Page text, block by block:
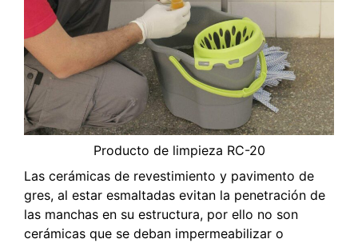
Producto de limpieza RC-20
Las cerámicas de revestimiento y pavimento de
gres, al estar esmaltadas evitan la penetración de
las manchas en su estructura, por ello no son
cerámicas que se deban impermeabilizar o